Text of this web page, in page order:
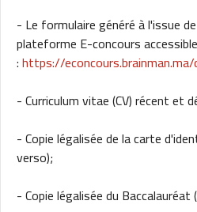
- Le formulaire généré à l'issue
plateforme E-concours
:https://
- Curriculum vitae (CV) récent et
- Copie légalisée de la carte
verso);
- Copie légalisée du